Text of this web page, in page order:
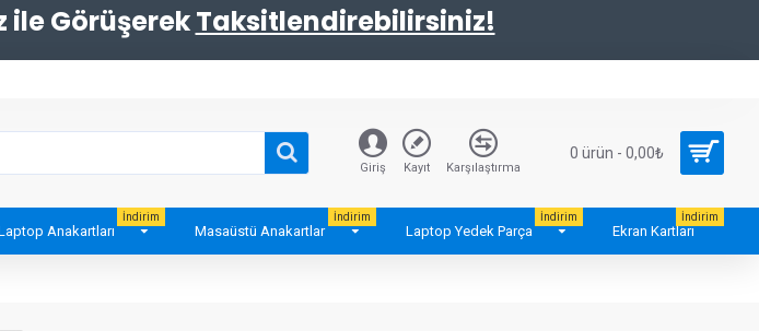
ile GörüşerekTaksitlendirebilirsiniz!
Giriş Kayıt Karşılaştırma
0 ürün - 0,00₺
Anakartları
İndirim
Masaüstü Anakartlar
İndirim
Laptop Yedek Parça
İndirim
Ekran Kartları
İndirim